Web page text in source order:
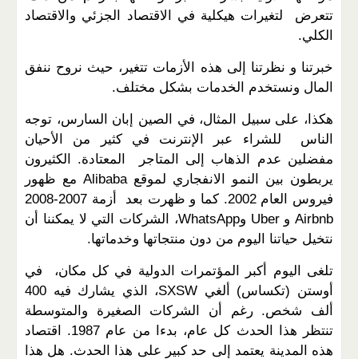
تتعرض لتغيرات هيكلية في الاقتصاد الجزئي والاقتصاد
الكلي.
خبرتنا و نظرتنا إلى هذه الأزمات تتغير، حيث نروح ننفق
المال ونستخدم الخدمات بشكل مختلف.
هكذا، على سبيل المثال، في الصين إبان السارس، توجه
الناس للشراء عبر الإنترنت في كثير من الأحيان
مفضلين عدم الذهاب إلى المتاجر المعتادة. الكثيرون
يربطون بين النمو الانفجاري لموقع Alibaba مع ظهور
فيروس العام 2002. كما و ظهرت بعد أزمة 2007-2008
Airbnb و Uber وWhatsApp، الشركات التي لا يمكننا أن
نتخيل حياتنا اليوم من دون منتجاتها وخدماتها.
تلغى اليوم أكبر المؤتمرات الدولية في كل مكان، في
أوستن (تكساس) ألغي SXSW، الذي يشارك فيه 400
ألف شخص. رغم أن الشركات الصغيرة والمتوسطة
تنتظر هذا الحدث كل عام، بدءا من عام 1987. اقتصاد
هذه المدينة يعتمد إلى حد كبير على هذا الحدث. هل هذا